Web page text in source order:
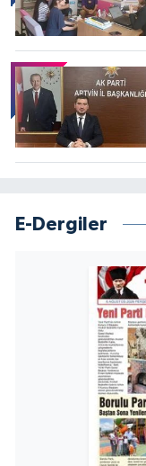
E-Dergiler